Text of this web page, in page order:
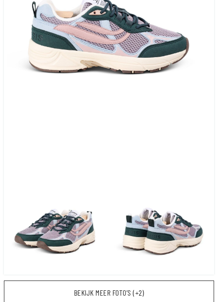
BEKIJK MEER FOTO’S (+2)